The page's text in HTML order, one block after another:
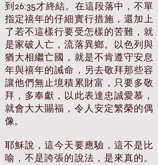
到26:35才終結。在這段落中，不單
指定禧年的仔細實行措施，還加上
了若不這樣行要受怎樣的苦難，就
是家破人亡，流落異鄉。以色列與
猶大相繼亡國，就是不肯遵守安息
年與禧年的誡命，另去敬拜那些容
讓他們無止境積累財富，只要多敬
拜，多奉獻，以此表達忠誠愛慕，
就會大大賜福，令人安定繁榮的偶
像。
耶穌說，這今天要應驗，這不是比
喻，不是誇張的說法，是來真的。